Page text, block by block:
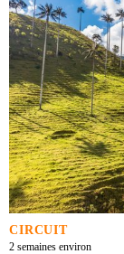
CIRCUIT
2 semaines environ